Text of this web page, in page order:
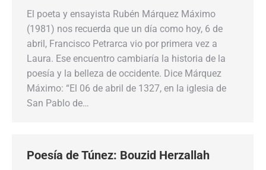
El poeta y ensayista Rubén Márquez Máximo
(1981) nos recuerda que un día como hoy, 6 de
abril, Francisco Petrarca vio por primera vez a
Laura. Ese encuentro cambiaría la historia de la
poesía y la belleza de occidente. Dice Márquez
Máximo: “El 06 de abril de 1327, en la iglesia de
San Pablo de…
Poesía de Túnez: Bouzid Herzallah